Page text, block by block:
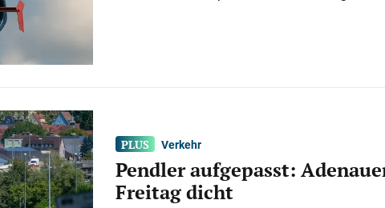
Verkehr
Pendler aufgepasst:
Freitag dicht